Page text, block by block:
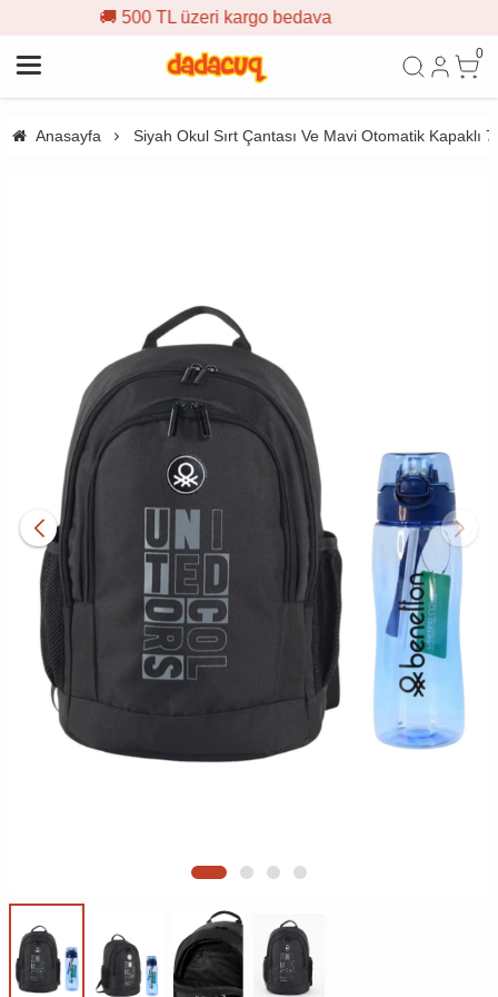
kargo bedava
0
Anasayfa Siyah Okul Sırt Çantası Ve Mavi Otomatik Kapaklı